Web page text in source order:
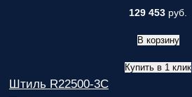
129 453 руб.
В корзину
Купить в 1 клик
Штиль R22500-3C